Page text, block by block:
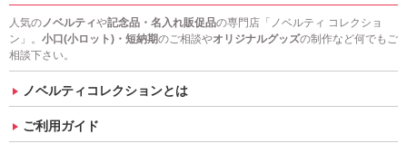
人気のノベルティや記念品・名入れ販促品の専門店「ノベルティ コレクショ
ン」。 小口(小ロット)・短納期のご相談やオリジナルグッズの制作など何でもご
相談下さい。
ノベルティコレクションとは
ご利用ガイド